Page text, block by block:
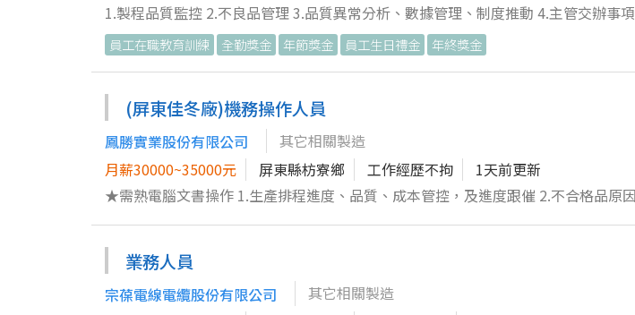
1.製程品質監控 2.不良品管理 3.品質異常分析、數據管理、制度推動 4.主管交辦事項
員工在職教育訓練 全勤獎金 年節獎金 員工生日禮金 年終獎金
(屏東佳冬廠)機務操作人員
鳳勝實業股份有限公司
其它相關製造
月薪30000~35000元
屏東縣枋寮鄉 工作經歷不拘
1天前更新
★需熟電腦文書操作 1.生產排程進度、品質、成本管控，及進度跟催 2.不合格品原因之追查、分析、報告以及處理 3.在專
業務人員
宗葆電線電纜股份有限公司
其它相關製造